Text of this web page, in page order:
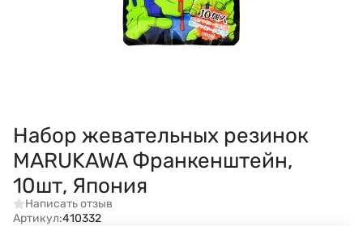
Набор жевательных резинок
MARUKAWA Франкенштейн,
10шт, Япония
Написать отзыв
Артикул:410332